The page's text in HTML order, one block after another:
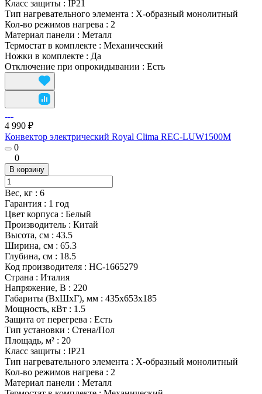
Класс защиты : IP21
Тип нагревательного элемента : Х-образный монолитный
Кол-во режимов нагрева : 2
Материал панели : Металл
Термостат в комплекте : Механический
Ножки в комплекте : Да
Отключение при опрокидывании : Есть
4 990 ₽
Конвектор электрический Royal Clima REC-LUW1500M
0
0
В корзину
Вес, кг : 6
Гарантия : 1 год
Цвет корпуса : Белый
Производитель : Китай
Высота, см : 43.5
Ширина, см : 65.3
Глубина, см : 18.5
Код производителя : НС-1665279
Страна : Италия
Напряжение, В : 220
Габариты (ВхШхГ), мм : 435x653x185
Мощность, кВт : 1.5
Защита от перегрева : Есть
Тип установки : Стена/Пол
Площадь, м² : 20
Класс защиты : IP21
Тип нагревательного элемента : Х-образный монолитный
Кол-во режимов нагрева : 2
Материал панели : Металл